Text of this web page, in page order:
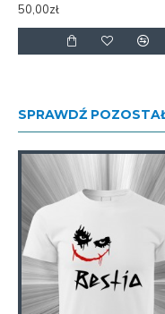
50,00zł
SPRAWDŹ